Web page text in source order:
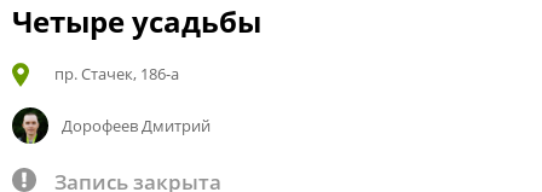
Четыре усадьбы
пр. Стачек, 186-а
Дорофеев Дмитрий
Запись закрыта